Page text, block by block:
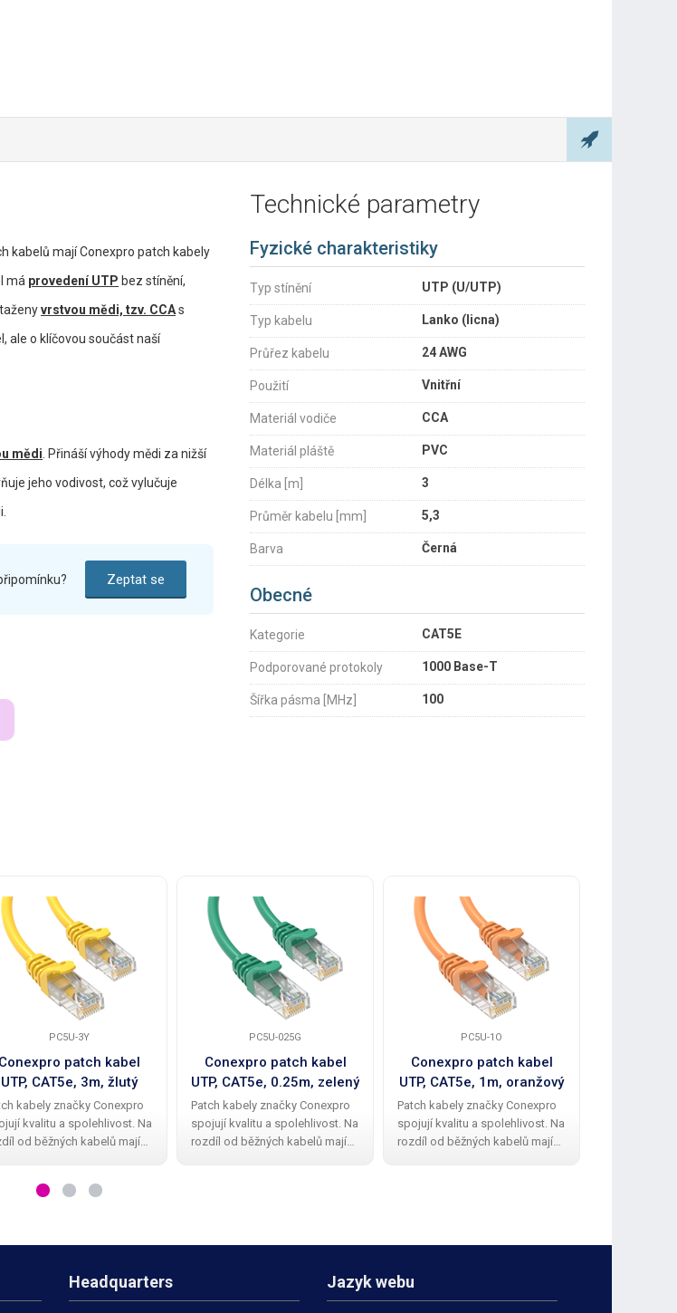
kabelů mají Conexpro patch kabely
má provedení UTP bez stínění,
vrstvou mědi, tzv. CCAs
ale o klíčovou součást naší
mědi . Přináší výhody mědi za nižší
jeho vodivost, což vylučuje
Zeptat se
Technické parametry
Fyzické charakteristiky
Typ stínění UTP (U/UTP)
Typ kabelu Lanko (licna)
Průřez kabelu 24 AWG
Použití Vnitřní
Materiál vodiče CCA
Materiál pláště PVC
Délka [m] 3
Průměr kabelu [mm] 5,3
Barva Černá
Obecné
Kategorie CAT5E
Podporované protokoly 1000 Base-T
Šířka pásma [MHz] 100
PC5U-3Y
Conexpro patch kabel
UTP, CAT5e, 3m, žlutý
kabely značky Conexpro
kvalitu a spolehlivost. Na
od běžných kabelů mají
proti zalomení zobáčku.
PC5U-025G
Conexpro patch kabel
UTP, CAT5e, 0.25m, zelený
Patch kabely značky Conexpro
spojují kvalitu a spolehlivost. Na
rozdíl od běžných kabelů mají
PC5U-1O
Conexpro patch kabel
UTP, CAT5e, 1m, oranžový
Patch kabely značky Conexpro
spojují kvalitu a spolehlivost. Na
rozdíl od běžných kabelů mají
Headquarters Jazyk webu